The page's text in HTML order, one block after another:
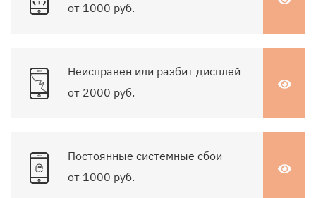
от 1000 руб.
Неисправен или разбит дисплей
от 2000 руб.
Постоянные системные сбои
от 1000 руб.